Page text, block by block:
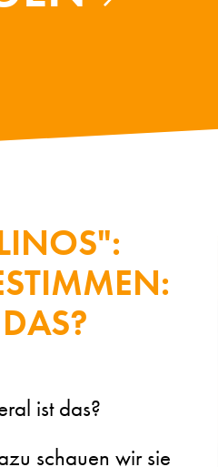
ist das?
schauen wir sie